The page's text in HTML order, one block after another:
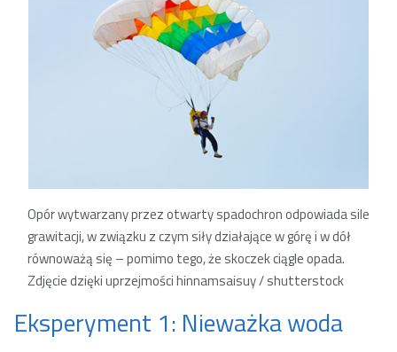
Opór wytwarzany przez otwarty spadochron odpowiada sile
grawitacji, w związku z czym siły działające w górę i w dół
równoważą się – pomimo tego, że skoczek ciągle opada.
Zdjęcie dzięki uprzejmości hinnamsaisuy / shutterstock
Eksperyment 1: Nieważka woda